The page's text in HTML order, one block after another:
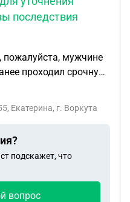
последствия
мужчине
проходил срочную
уточнение
действия
Екатерина, г. Воркута
подскажет, что
вопрос